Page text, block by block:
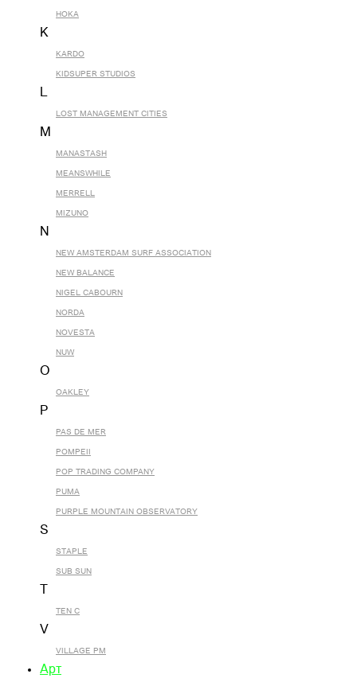
HOKA
K
KARDO
KIDSUPER STUDIOS
L
LOST MANAGEMENT CITIES
M
MANASTASH
MEANSWHILE
MERRELL
MIZUNO
N
NEW AMSTERDAM SURF ASSOCIATION
NEW BALANCE
NIGEL CABOURN
NORDA
NOVESTA
NUW
O
OAKLEY
P
PAS DE MER
POMPEII
POP TRADING COMPANY
PUMA
PURPLE MOUNTAIN OBSERVATORY
S
STAPLE
SUB SUN
TEN C
V
VILLAGE PM
Арт